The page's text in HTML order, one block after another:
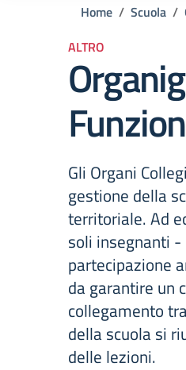
Home Scuola
ALTRO
Gli Organi
gestione della
territoriale. Ad
soli insegnanti
partecipazione
da garantire un
collegamento
della scuola si
delle lezioni.